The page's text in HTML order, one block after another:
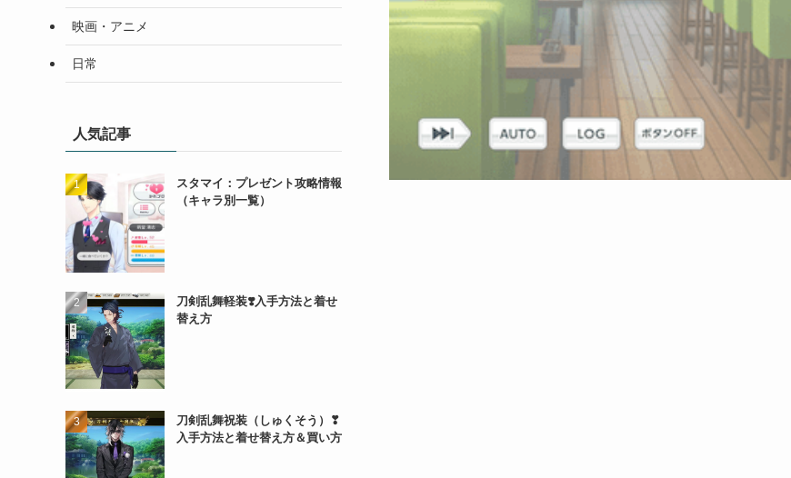
映画・アニメ
日常
人気記事
スタマイ：プレゼント攻略情報
（キャラ別一覧）
刀剣乱舞軽装❣️入手方法と着せ
替え方
刀剣乱舞祝装（しゅくそう）❣
入手方法と着せ替え方＆買い方